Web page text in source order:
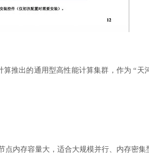
推出的通用型高性能计算集群，作为 “天
内存容量大，适合大规模并行、内存密集